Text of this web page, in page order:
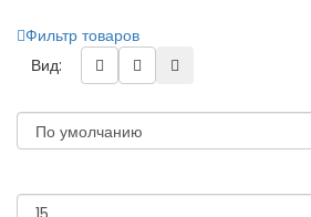
Фильтр товаров
Вид: